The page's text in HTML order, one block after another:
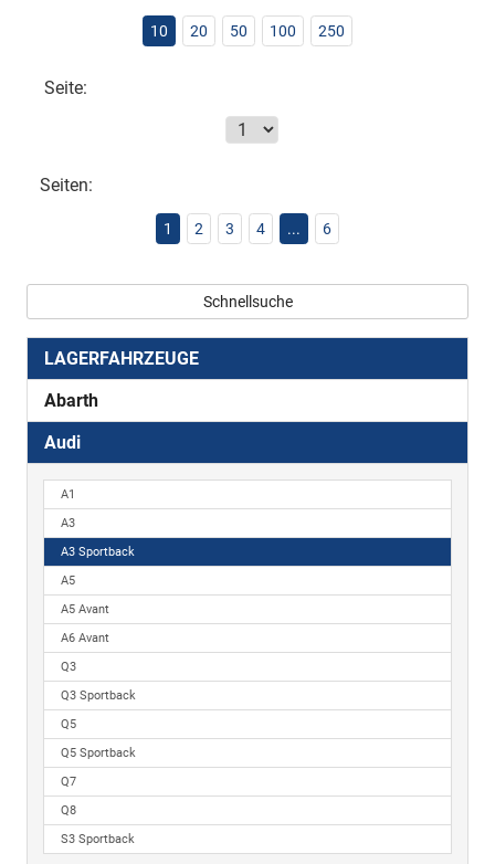
10 20 50 100 250
Seite:
Seiten:
1 2 3 4 ... 6
Schnellsuche
LAGERFAHRZEUGE
Abarth
Audi
A1
A3
A3 Sportback
A5
A5 Avant
A6 Avant
Q3
Q3 Sportback
Q5
Q5 Sportback
Q7
Q8
S3 Sportback